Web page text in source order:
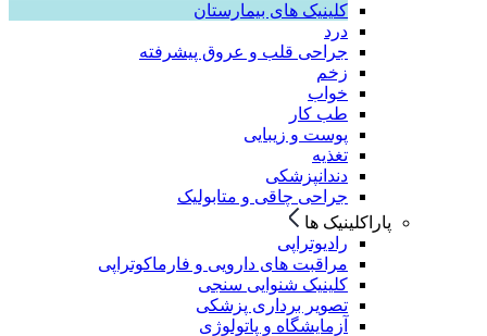
کلینیک های بیمارستان
درد
جراحی قلب و عروق پیشرفته
زخم
خواب
طب کار
پوست و زیبایی
تغذیه
دندانپزشکی
جراحی چاقی و متابولیک
پاراکلینیک ها
رادیوتراپی
مراقبت های دارویی و فارماکوتراپی
کلینیک شنوایی سنجی
تصویر برداری پزشکی
آزمایشگاه و پاتولوژی